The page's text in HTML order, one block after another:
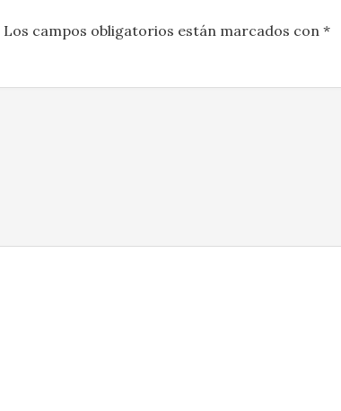
Los campos obligatorios están marcados con *